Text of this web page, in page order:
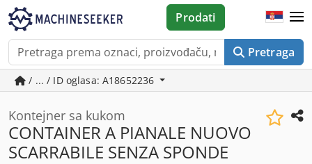
Pretraga
Prodati
/ ... / ID oglasa: A18652236
Kontejner sa kukom
CONTAINER A PIANALE NUOVO
SCARRABILE SENZA SPONDE